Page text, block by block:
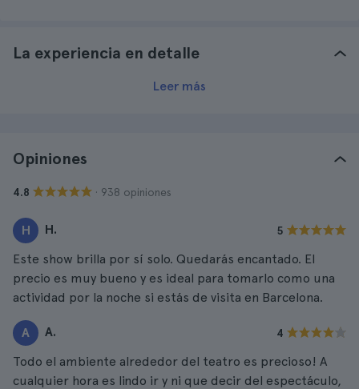
La experiencia en detalle
Leer más
Opiniones
4.8 · 938 opiniones
H H. 5
Este show brilla por sí solo. Quedarás encantado. El
precio es muy bueno y es ideal para tomarlo como una
actividad por la noche si estás de visita en Barcelona.
A A. 4
Todo el ambiente alrededor del teatro es precioso! A
cualquier hora es lindo ir y ni que decir del espectáculo,